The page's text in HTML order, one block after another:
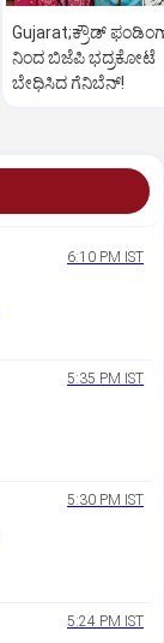
Gujarat;ಕ್ರೌಡ್‌
ನಿಂದ ಬಿಜೆಪಿ ಭದ್ರಕೋಟೆ
ಬೇಧಿಸಿದ ಗೆನಿಬೆನ್‌!
6:10 PM IST
5:35 PM IST
5:30 PM IST
5:24 PM IST